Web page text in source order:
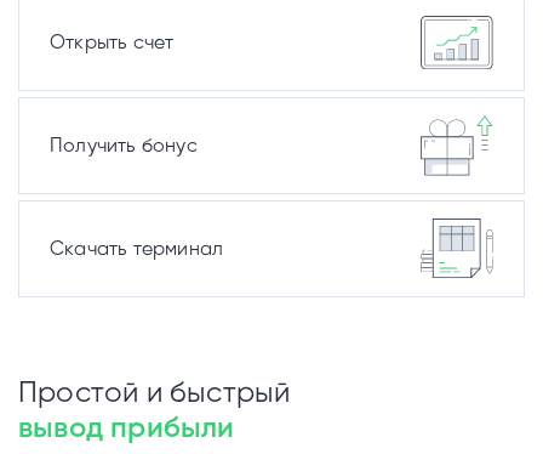
Открыть счет
Получить бонус
Скачать терминал
Простой и быстрый
вывод прибыли